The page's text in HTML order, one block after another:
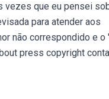
vezes que eu pensei
para atender aos
não correspondido e o
press copyright